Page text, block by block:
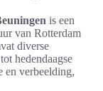
is een
van Rotterdam
diverse
hedendaagse
en verbeelding,